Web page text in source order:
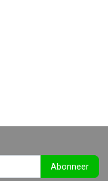
Abonneer